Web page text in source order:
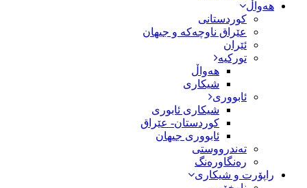
هەواڵ
کوردستانی
عێراق ناوچەکە و جیهان
ئێران
تورکیە
هەواڵ
شیکاری
ئابووری
شیکاری ئابوری
کوردستان- عێراق
ئابووری جیهان
تەندرووستی
رەنگاورەنگ
راپۆرت و شیکاری